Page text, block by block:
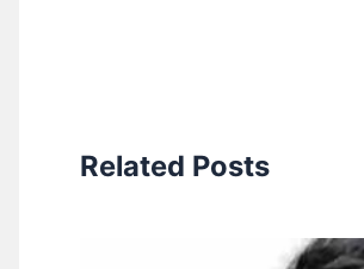
Related Posts